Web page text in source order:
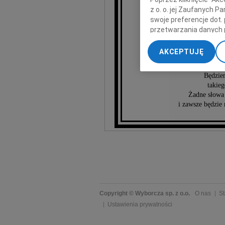
nasz Syn,
przez rodzinę,
Żadne
i zawsze będzie
Copyright © Wyborcza sp. z o.o. O nas
Ustawienia prywatności
z o. o. jej Zaufanych
swoje preferencje dot.
przetwarzania danych
„Ustawienia
My, nasi Zaufani
dokładnych danych
Przechowywanie
treści, badnie
AKCEPTUJĘ